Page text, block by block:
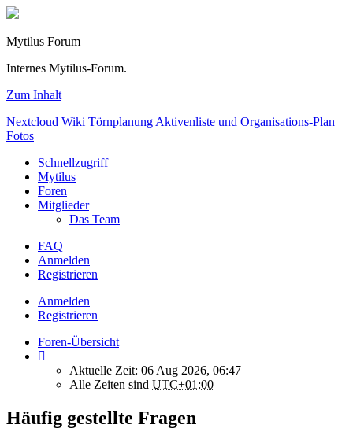
Mytilus Forum
Internes Mytilus-Forum.
Zum Inhalt
Nextcloud Wiki Törnplanung Aktivenliste und Organisations-Plan
Fotos
Schnellzugriff
Mytilus
Foren
Mitglieder
Das Team
FAQ
Anmelden
Registrieren
Anmelden
Registrieren
Foren-Übersicht
Aktuelle Zeit: 06 Aug 2026, 06:47
Alle Zeiten sind UTC+01:00
Häufig gestellte Fragen